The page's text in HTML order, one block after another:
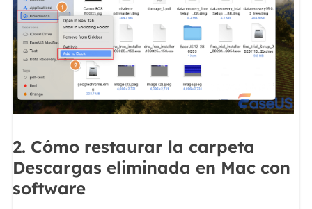
2. Cómo restaurar la carpeta
Descargas eliminada en Mac con
software